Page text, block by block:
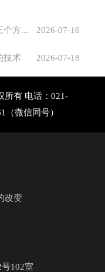
2026-07-16
个方...
2026-07-18
技术
所有 电话：021-
（微信同号）
改变
102室